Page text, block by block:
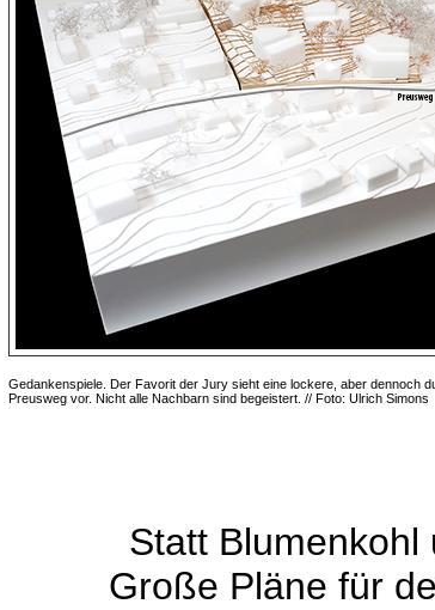
Gedankenspiele. Der Favorit der Jury sieht eine lockere, aber dennoch
Preusweg vor. Nicht alle Nachbarn sind begeistert. // Foto: Ulrich Simons
Statt Blumenkohl
Große Pläne für